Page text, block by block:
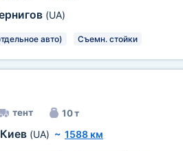
(UA)
авто) Съемн. стойки
тент 10 т
Киев (UA) ~ 1588 км